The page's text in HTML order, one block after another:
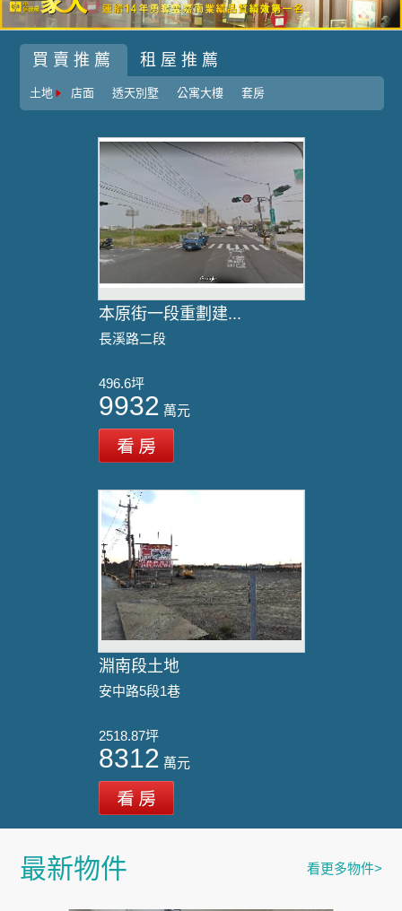
買賣推薦 租屋推薦
土地 店面 透天別墅 公寓大樓 套房
本原街一段重劃建...
長溪路二段
496.6坪
9932 萬元
淵南段土地
安中路5段1巷
2518.87坪
8312 萬元
最新物件 看更多物件>